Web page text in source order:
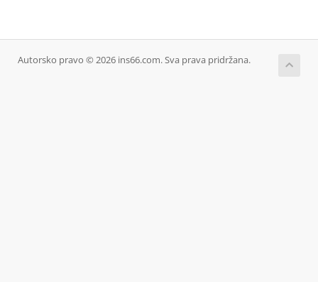
Autorsko pravo © 2026 ins66.com. Sva prava pridržana.